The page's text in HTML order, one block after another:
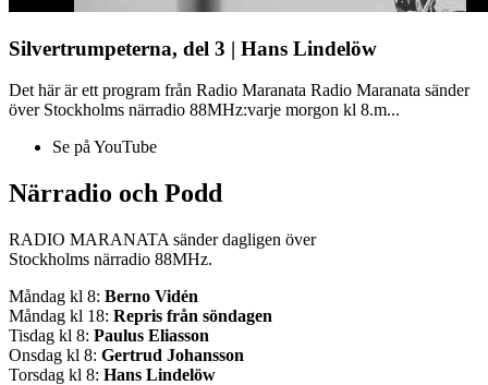
Silvertrumpeterna, del 3 | Hans Lindelöw
Det här är ett program från Radio Maranata Radio Maranata sänder
över Stockholms närradio 88MHz:varje morgon kl 8.m...
Se på YouTube
Närradio och Podd
RADIO MARANATA sänder dagligen över
Stockholms närradio 88MHz.
Måndag kl 8: Berno Vidén
Måndag kl 18: Repris från söndagen
Tisdag kl 8: Paulus Eliasson
Onsdag kl 8: Gertrud Johansson
Torsdag kl 8: Hans Lindelöw